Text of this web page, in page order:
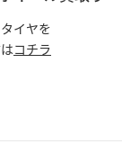
イヤを
コチラ